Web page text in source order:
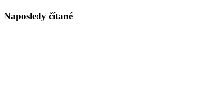
Naposledy čítané